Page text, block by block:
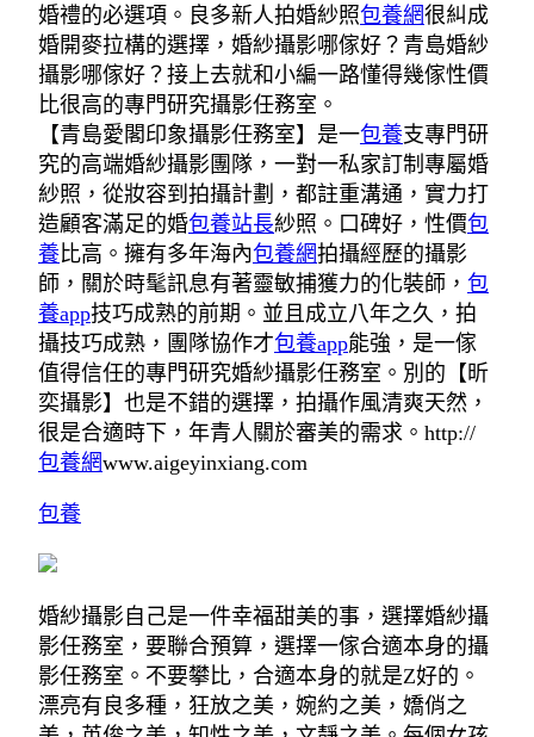
婚禮的必選項。良多新人拍婚紗照包養網很糾成
婚開麥拉構的選擇，婚紗攝影哪傢好？青島婚紗
攝影哪傢好？接上去就和小編一路懂得幾傢性價
比很高的專門研究攝影任務室。
【青島愛閣印象攝影任務室】是一包養支專門研
究的高端婚紗攝影團隊，一對一私家訂制專屬婚
紗照，從妝容到拍攝計劃，都註重溝通，實力打
造顧客滿足的婚包養站長紗照。口碑好，性價包
養比高。擁有多年海內包養網拍攝經歷的攝影
師，關於時髦訊息有著靈敏捕獲力的化裝師， 包
養app技巧成熟的前期。並且成立八年之久，拍
攝技巧成熟，團隊協作才包養app能強，是一傢
值得信任的專門研究婚紗攝影任務室。別的【昕
奕攝影】也是不錯的選擇，拍攝作風清爽天然，
很是合適時下，年青人關於審美的需求。http://
包養網www.aigeyinxiang.com
包養
婚紗攝影自己是一件幸福甜美的事，選擇婚紗攝
影任務室，要聯合預算，選擇一傢合適本身的攝
影任務室。不要攀比，合適本身的就是Z好的。
漂亮有良多種，狂放之美，婉約之美，嬌俏之